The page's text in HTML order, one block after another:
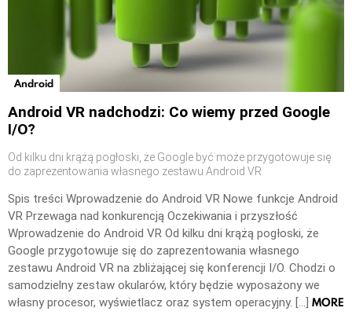
Android
Android VR nadchodzi: Co wiemy przed Google
I/O?
Od kilku dni krążą pogłoski, że Google być może przygotowuje się
do zaprezentowania własnego zestawu Android VR
Spis treści Wprowadzenie do Android VR Nowe funkcje Android
VR Przewaga nad konkurencją Oczekiwania i przyszłość
Wprowadzenie do Android VR Od kilku dni krążą pogłoski, że
Google przygotowuje się do zaprezentowania własnego
zestawu Android VR na zbliżającej się konferencji I/O. Chodzi o
samodzielny zestaw okularów, który będzie wyposażony we
własny procesor, wyświetlacz oraz system operacyjny. […] MORE